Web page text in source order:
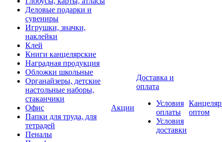
Деловые подарки и
сувениры
Игрушки, значки,
наклейки
Клей
Книги канцелярские
Наградная продукция
Обложки школьные
Органайзеры, детские
настольные наборы,
стаканчики
Офис
Папки для труда, для
тетрадей
Пеналы
Акции
Доставка и
оплата
Условия
оплаты
Условия
доставки
оптом